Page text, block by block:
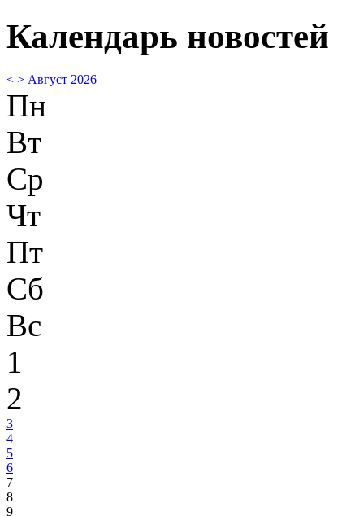
Календарь новостей
< > Август 2026
Пн
Вт
Ср
Чт
Пт
Сб
Вс
1
2
3
4
5
6
7
8
9